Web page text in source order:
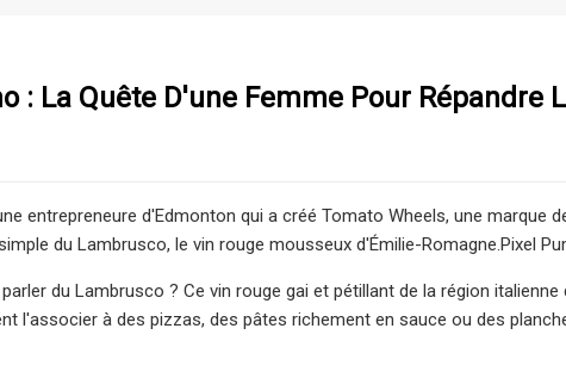
: La Quête D'une Femme Pour Répandre
entrepreneure d'Edmonton qui a créé Tomato Wheels, une marque
du Lambrusco, le vin rouge mousseux d'Émilie-Romagne.Pixel
du Lambrusco ? Ce vin rouge gai et pétillant de la région
l'associer à des pizzas, des pâtes richement en sauce ou des